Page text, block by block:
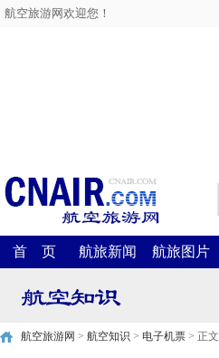
航空旅游网欢迎您！
首 页 航旅新闻 航旅图片
航空旅游网 > 航空知识 > 电子机票 > 正文